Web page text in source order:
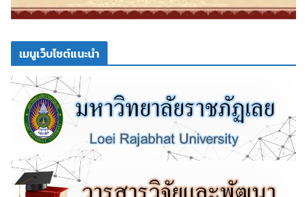
เมนูเว็บไซต์แนะนำ